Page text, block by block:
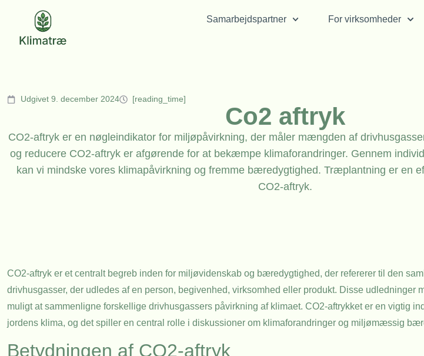
Samarbejdspartner For virksomheder
Udgivet 9. december 2024 [reading_time]
Co2 aftryk
CO2-aftryk er en nøgleindikator for miljøpåvirkning, der måler mængden af
og reducere CO2-aftryk er afgørende for at bekæmpe klimaforandringer. Gennem
kan vi mindske vores klimapåvirkning og fremme bæredygtighed. Træplantning er en
CO2-aftryk.
CO2-aftryk er et centralt begreb inden for miljøvidenskab og bæredygtighed, der refererer til den
drivhusgasser, der udledes af en person, begivenhed, virksomhed eller produkt. Disse
muligt at sammenligne forskellige drivhusgassers påvirkning af klimaet. CO2-aftrykket er en vigtig
jordens klima, og det spiller en central rolle i diskussioner om klimaforandringer og miljømæssig
Betydningen af CO2-aftryk